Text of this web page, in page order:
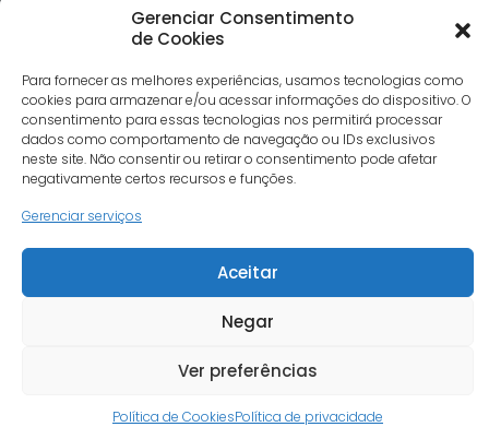
Gerenciar Consentimento
de Cookies
Para fornecer as melhores experiências, usamos tecnologias como
cookies para armazenar e/ou acessar informações do dispositivo. O
consentimento para essas tecnologias nos permitirá processar
dados como comportamento de navegação ou IDs exclusivos
neste site. Não consentir ou retirar o consentimento pode afetar
negativamente certos recursos e funções.
Gerenciar serviços
Aceitar
Negar
Ver preferências
Política de CookiesPolítica de privacidade
Rua Alagoas, 730 Sala 18 Funcionários Cep: 30.130-160
Belo Horizonte/MG
Tel.: (31) 3342-1748
comunicacao@undimemg.org.br
© Undime MG todos os direitos reservados. Site desenvolvido
por Severo7